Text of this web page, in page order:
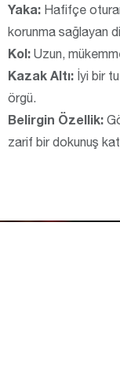
Yaka: Hafifçe
korunma sağlayan
Kol: Uzun,
Kazak Altı: İyi bir
örgü.
Belirgin Özellik:
zarif bir dokunuş